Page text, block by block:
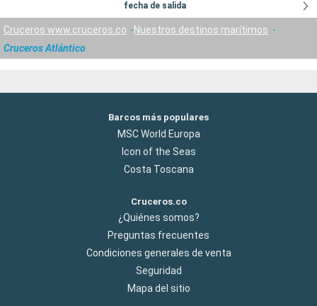
fecha de salida
Cruceros www.cruceros.co
Nuestros destinos marítimos
Cruceros Atlántico
Barcos más populares
MSC World Europa
Icon of the Seas
Costa Toscana
Cruceros.co
¿Quiénes somos?
Preguntas frecuentes
Condiciones generales de venta
Seguridad
Mapa del sitio